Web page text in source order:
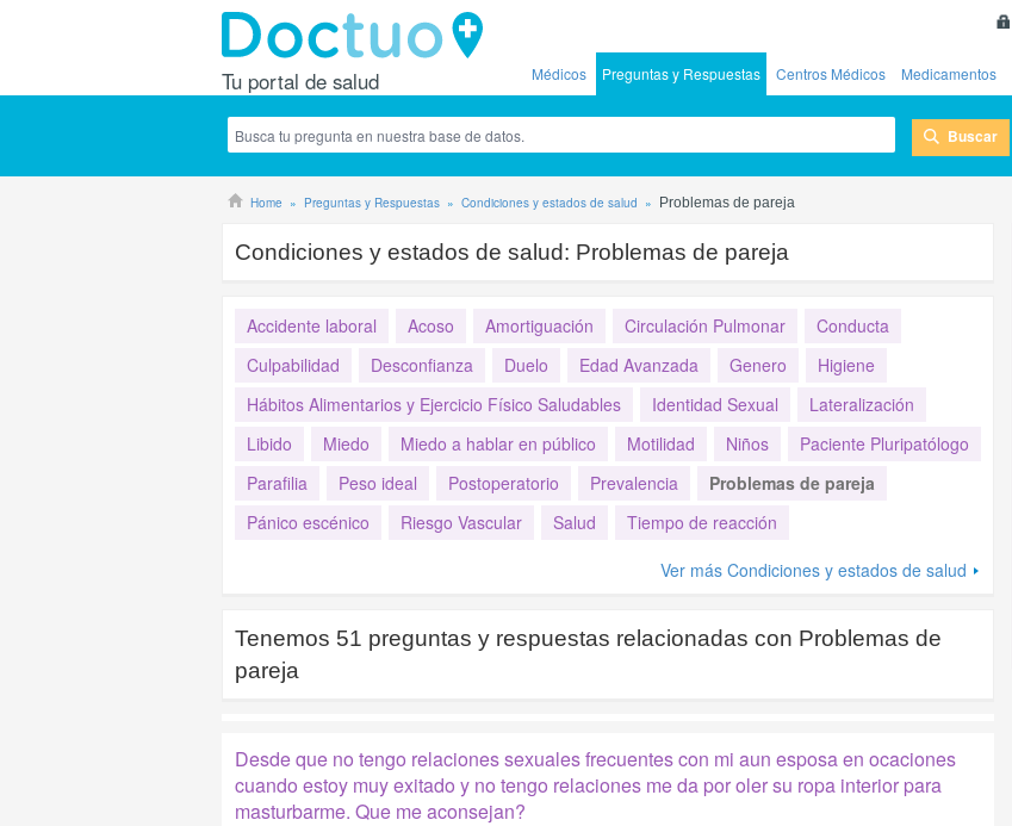
Tu portal de salud Médicos Preguntas y Respuestas Centros Médicos Medicamentos
Buscar
Home Preguntas y Respuestas Condiciones y estados de salud Problemas de pareja
Condiciones y estados de salud: Problemas de pareja
Accidente laboral Acoso Amortiguación Circulación Pulmonar
Conducta
Culpabilidad
Desconfianza Duelo Edad Avanzada Genero
Higiene
Hábitos Alimentarios y Ejercicio Físico Saludables
Identidad Sexual
Lateralización
Libido
Miedo Miedo a hablar en público Motilidad Niños
Paciente Pluripatólogo
Parafilia
Peso ideal Postoperatorio Prevalencia
Problemas de pareja
Pánico escénico
Riesgo Vascular Salud
Tiempo de reacción
Ver más Condiciones y estados de salud
Tenemos 51 preguntas y respuestas relacionadas con Problemas de
pareja
Desde que no tengo relaciones sexuales frecuentes con mi aun esposa en ocaciones
cuando estoy muy exitado y no tengo relaciones me da por oler su ropa interior para
masturbarme. Que me aconsejan?